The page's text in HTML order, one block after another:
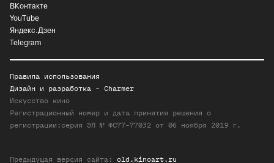
ВКонтакте
YouTube
Яндекс.Дзен
Telegram
Правила использования
Дизайн и разработка - Charmer
Искусство кино
Регистрационный номер и дата принятия решения о
регистрации:серия ЭЛ № ФС77-77032 от 06 ноября 2019 г.
Предыдущая версия сайта: old.kinoart.ru